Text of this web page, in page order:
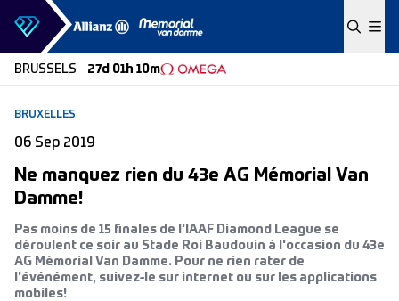
Skip to content
BRUSSELS 27d 01h 10m
BRUXELLES
06 Sep 2019
Ne manquez rien du 43e AG Mémorial Van
Damme!
Pas moins de 15 finales de l'IAAF Diamond League se
déroulent ce soir au Stade Roi Baudouin à l'occasion du 43e
AG Mémorial Van Damme. Pour ne rien rater de
l'événément, suivez-le sur internet ou sur les applications
mobiles!